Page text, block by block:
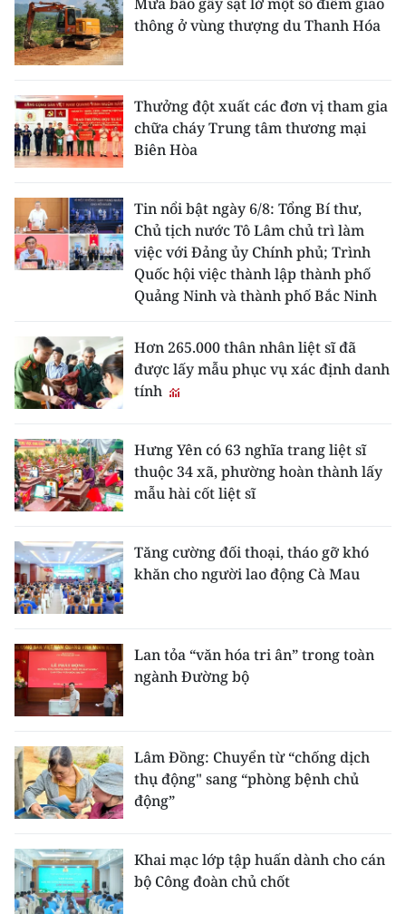
thông ở vùng thượng du Thanh Hóa
Thưởng đột xuất các đơn vị tham gia
chữa cháy Trung tâm thương mại
Biên Hòa
Tin nổi bật ngày 6/8: Tổng Bí thư,
Chủ tịch nước Tô Lâm chủ trì làm
việc với Đảng ủy Chính phủ; Trình
Quốc hội việc thành lập thành phố
Quảng Ninh và thành phố Bắc Ninh
Hơn 265.000 thân nhân liệt sĩ đã
được lấy mẫu phục vụ xác định danh
tính
Hưng Yên có 63 nghĩa trang liệt sĩ
thuộc 34 xã, phường hoàn thành lấy
mẫu hài cốt liệt sĩ
Tăng cường đối thoại, tháo gỡ khó
khăn cho người lao động Cà Mau
Lan tỏa “văn hóa tri ân” trong toàn
ngành Đường bộ
Lâm Đồng: Chuyển từ “chống dịch
thụ động" sang “phòng bệnh chủ
động”
Khai mạc lớp tập huấn dành cho cán
bộ Công đoàn chủ chốt